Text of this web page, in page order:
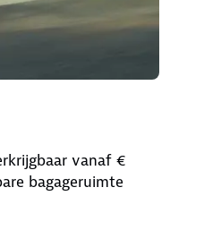
vanaf €
bagageruimte